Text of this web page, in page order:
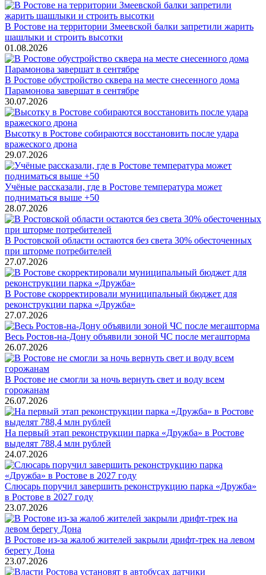
В Ростове на территории Змеевской балки запретили жарить
шашлыки и строить высотки
01.08.2026
В Ростове обустройство сквера на месте снесенного дома
Парамонова завершат в сентябре
30.07.2026
Высотку в Ростове собираются восстановить после удара
вражеского дрона
29.07.2026
Учёные рассказали, где в Ростове температура может
подниматься выше +50
28.07.2026
В Ростовской области остаются без света 30% обесточенных
при шторме потребителей
27.07.2026
В Ростове скорректировали муниципальный бюджет для
реконструкции парка «Дружба»
27.07.2026
Весь Ростов-на-Дону объявили зоной ЧС после мегашторма
26.07.2026
В Ростове не смогли за ночь вернуть свет и воду всем
горожанам
26.07.2026
На первый этап реконструкции парка «Дружба» в Ростове
выделят 788,4 млн рублей
24.07.2026
Слюсарь поручил завершить реконструкцию парка «Дружба»
в Ростове в 2027 году
23.07.2026
В Ростове из-за жалоб жителей закрыли дрифт-трек на левом
берегу Дона
23.07.2026